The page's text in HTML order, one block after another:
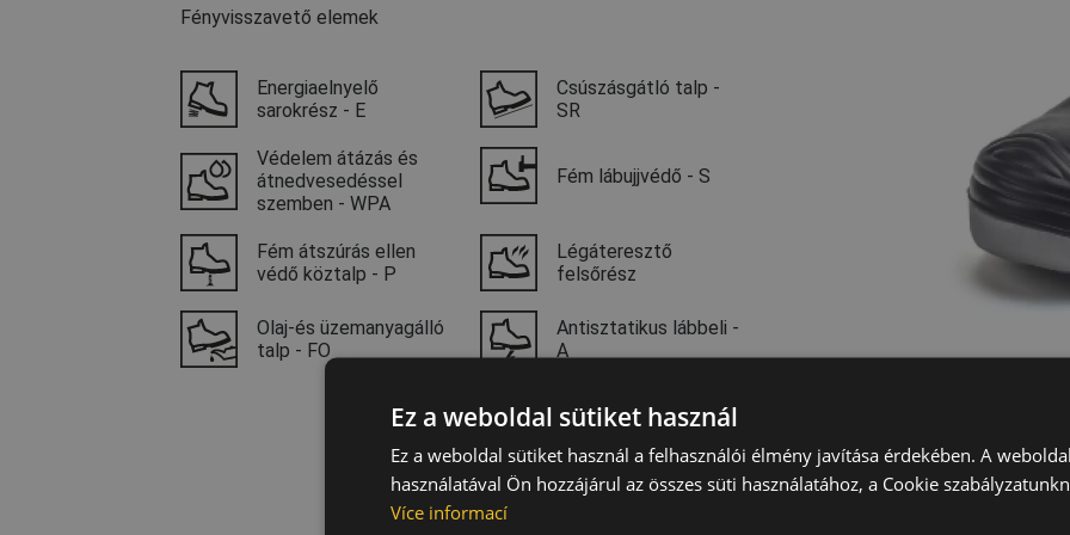
Fényvisszavető elemek
Energiaelnyelő
sarokrész - E
Csúszásgátló talp -
SR
Védelem átázás és
átnedvesedéssel
szemben - WPA
Fém lábujjvédő - S
Fém átszúrás ellen
védő köztalp - P
Légáteresztő
felsőrész
Olaj-és üzemanyagálló
talp - FO
Antisztatikus lábbeli -
A
Technológia
Ez a weboldal sütiket használ
Ez a weboldal sütiket használ a felhasználói élmény javítása érdekében. A
használatával Ön hozzájárul az összes süti használatához, a Cookie
Více informací